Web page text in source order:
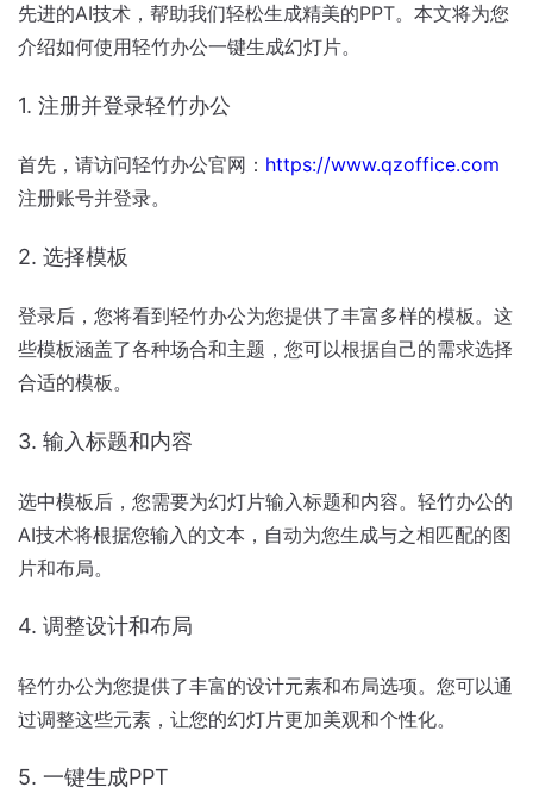
先进的AI技术，帮助我们轻松生成精美的PPT。本文将为您
介绍如何使用轻竹办公一键生成幻灯片。
1. 注册并登录轻竹办公
首先，请访问轻竹办公官网： https://www.qzoffice.com
注册账号并登录。
2. 选择模板
登录后，您将看到轻竹办公为您提供了丰富多样的模板。这
些模板涵盖了各种场合和主题，您可以根据自己的需求选择
合适的模板。
3. 输入标题和内容
选中模板后，您需要为幻灯片输入标题和内容。轻竹办公的
AI技术将根据您输入的文本，自动为您生成与之相匹配的图
片和布局。
4. 调整设计和布局
轻竹办公为您提供了丰富的设计元素和布局选项。您可以通
过调整这些元素，让您的幻灯片更加美观和个性化。
5. 一键生成PPT